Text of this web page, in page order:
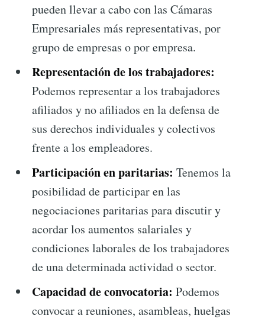
pueden llevar a cabo con las Cámaras
Empresariales más representativas, por
grupo de empresas o por empresa.
Representación de los trabajadores:
Podemos representar a los trabajadores
afiliados y no afiliados en la defensa de
sus derechos individuales y colectivos
frente a los empleadores.
Participación en paritarias: Tenemos la
posibilidad de participar en las
negociaciones paritarias para discutir y
acordar los aumentos salariales y
condiciones laborales de los trabajadores
de una determinada actividad o sector.
Capacidad de convocatoria: Podemos
convocar a reuniones, asambleas, huelgas